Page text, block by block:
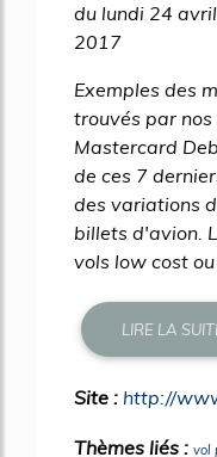
du lundi 24
2017
Exemples des
trouvés par
Mastercard
de ces 7
des variations
billets d'avion.
vols low cost
LIRE LA
Site : http://
Thèmes liés : vol